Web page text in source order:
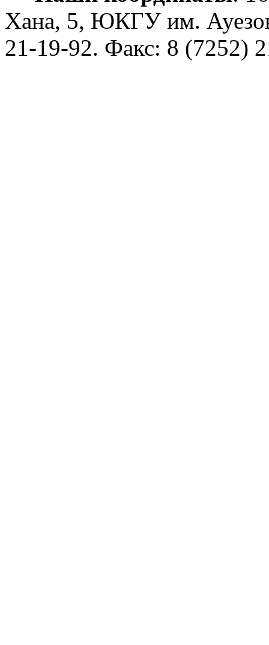
Хана, 5, ЮКГУ им.
21-19-92. Факс: 8 (7252)